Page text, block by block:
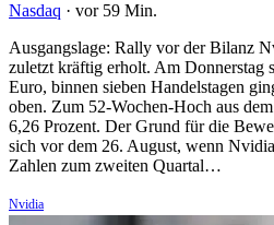
Nasdaq · vor 59 Min.
Ausgangslage: Rally vor der Bilanz
zuletzt kräftig erholt. Am Donnerstag
Euro, binnen sieben Handelstagen
oben. Zum 52-Wochen-Hoch aus
6,26 Prozent. Der Grund für die
sich vor dem 26. August, wenn
Zahlen zum zweiten Quartal…
Nvidia